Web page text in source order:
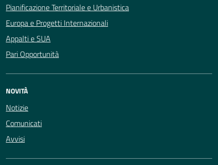
Pianificazione Territoriale e Urbanistica
Europa e Progetti Internazionali
Appalti e SUA
Pari Opportunità
NOVITÀ
Notizie
Comunicati
Avvisi